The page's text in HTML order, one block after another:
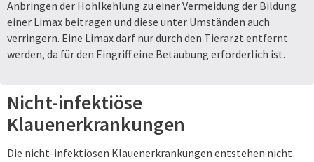
Anbringen der Hohlkehlung zu einer Vermeidung der Bildung
einer Limax beitragen und diese unter Umständen auch
verringern. Eine Limax darf nur durch den Tierarzt entfernt
werden, da für den Eingriff eine Betäubung erforderlich ist.
Nicht-infektiöse
Klauenerkrankungen
Die nicht-infektiösen Klauenerkrankungen entstehen nicht